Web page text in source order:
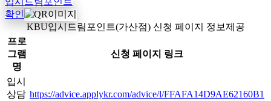
확인
KBU입시드림포인트(가산점) 신청 페이지 정보제공
프로
그램
명
신청 페이지 링크
입시
상담 https://advice.applykr.com/advice/l/FFAFA14D9AE62160B1